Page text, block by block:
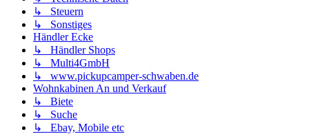
↳ Steuern
↳ Sonstiges
Händler Ecke
↳ Händler Shops
↳ Multi4GmbH
↳ www.pickupcamper-schwaben.de
Wohnkabinen An und Verkauf
↳ Biete
↳ Suche
↳ Ebay, Mobile etc